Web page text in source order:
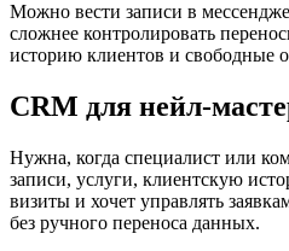
Можно вести записи в
сложнее контролировать
историю клиентов и свободные
CRM для нейл-
Нужна, когда специалист или
записи, услуги, клиентскую
визиты и хочет управлять
без ручного переноса данных.